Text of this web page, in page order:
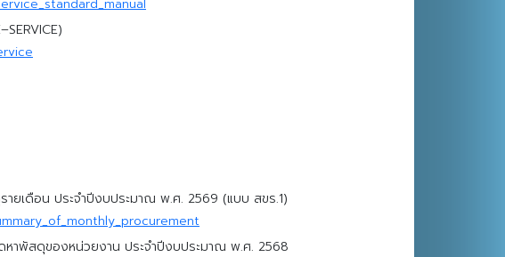
ยเดือน ประจำปีงบประมาณ พ.ศ. 2569 (แบบ สขร.1)
หาพัสดุของหน่วยงาน ประจำปีงบประมาณ พ.ศ. 2568